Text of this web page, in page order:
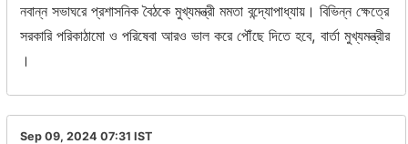
নবান্ন সভাঘরে প্রশাসনিক বৈঠকে মুখ্যমন্ত্রী মমতা বন্দ্যোপাধ্যায়। বিভিন্ন ক্ষেত্রে
সরকারি পরিকাঠামো ও পরিষেবা আরও ভাল করে পৌঁছে দিতে হবে, বার্তা মুখ্যমন্ত্রীর
।
Sep 09, 2024 07:31 IST